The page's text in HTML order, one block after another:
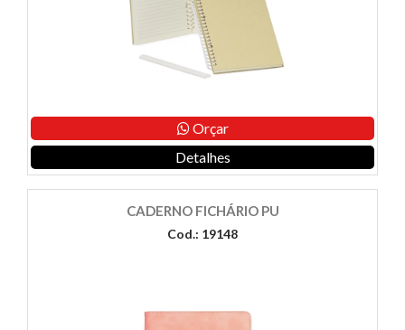
Orçar
Detalhes
CADERNO FICHÁRIO PU
Cod.: 19148